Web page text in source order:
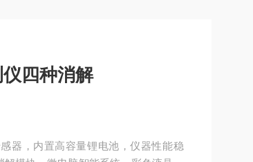
四种消解
器，内置高容量锂电池，仪器性能稳